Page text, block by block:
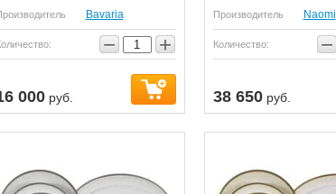
Bavaria
− +
000руб.
Производитель Naomi
Количество: −
38 650руб.